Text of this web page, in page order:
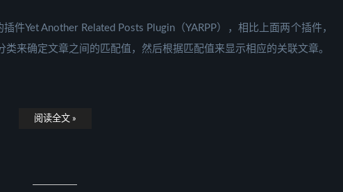
件Yet Another Related Posts Plugin（YARPP），相比上面两个插件，
来确定文章之间的匹配值，然后根据匹配值来显示相应的关联文章。
阅读全文 »